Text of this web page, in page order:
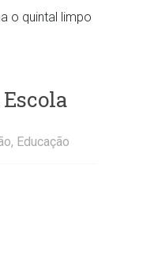
o quintal limpo
, Educação